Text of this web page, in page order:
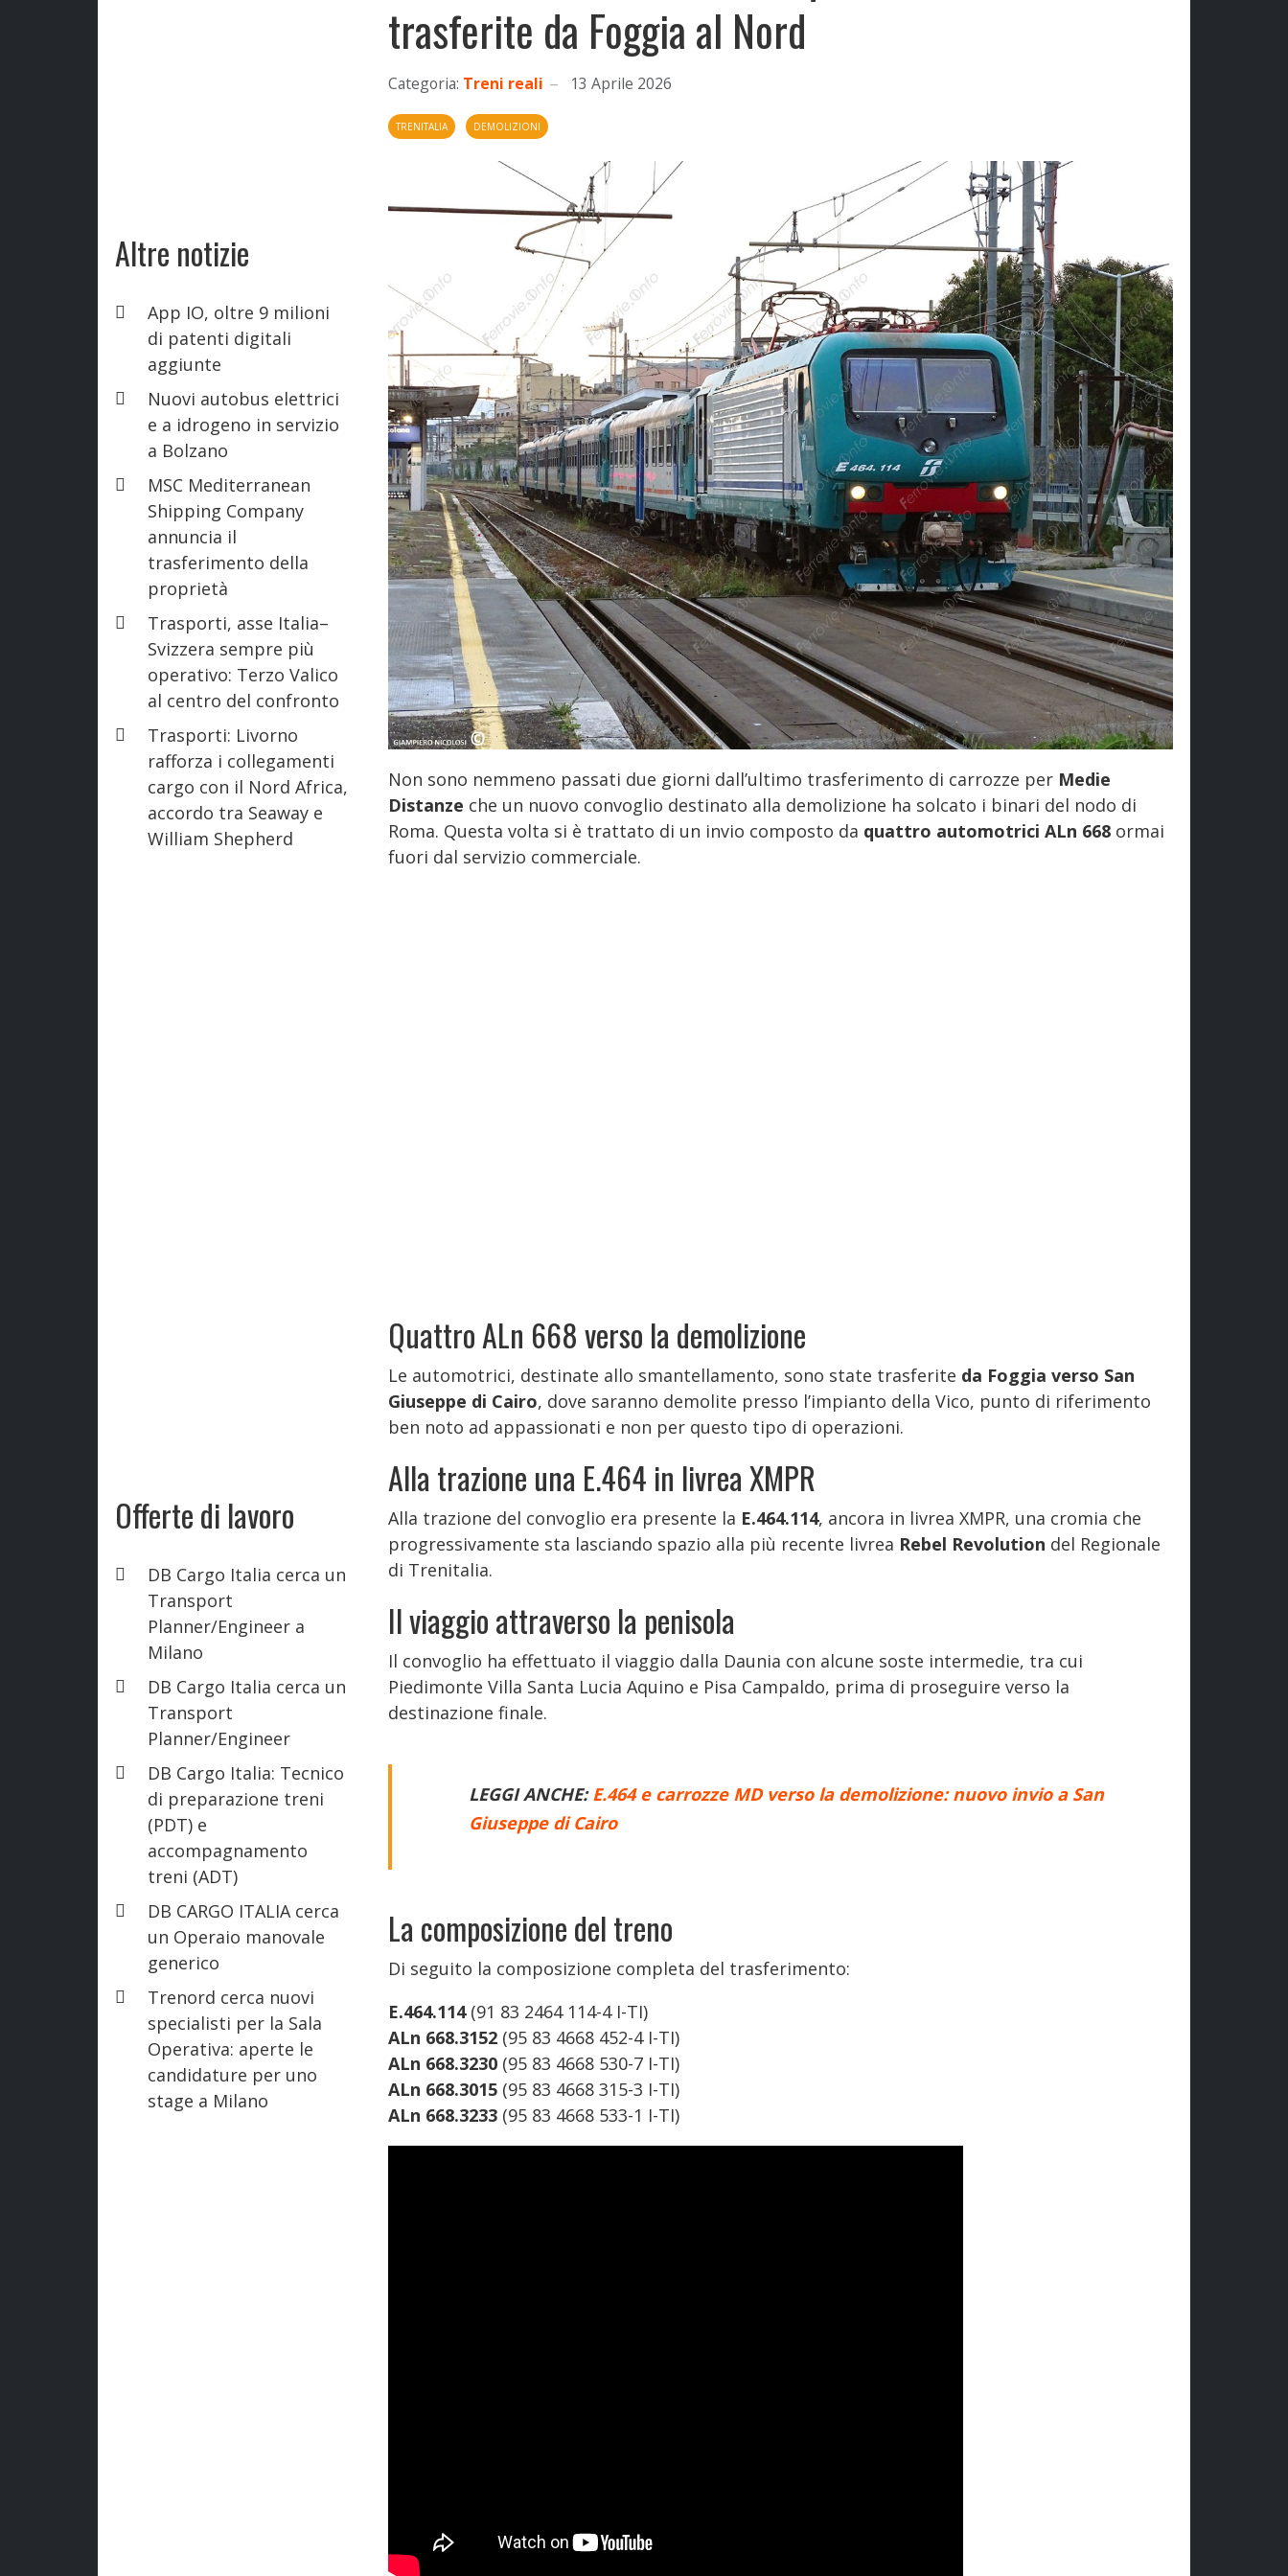
Altre notizie
App IO, oltre 9 milioni
di patenti digitali
aggiunte
Nuovi autobus elettrici
e a idrogeno in servizio
a Bolzano
MSC Mediterranean
Shipping Company
annuncia il
trasferimento della
proprietà
Trasporti, asse Italia–
Svizzera sempre più
operativo: Terzo Valico
al centro del confronto
Trasporti: Livorno
rafforza i collegamenti
cargo con il Nord Africa,
accordo tra Seaway e
William Shepherd
Offerte di lavoro
DB Cargo Italia cerca un
Transport
Planner/Engineer a
Milano
DB Cargo Italia cerca un
Transport
Planner/Engineer
DB Cargo Italia: Tecnico
di preparazione treni
(PDT) e
accompagnamento
treni (ADT)
DB CARGO ITALIA cerca
un Operaio manovale
generico
Trenord cerca nuovi
specialisti per la Sala
Operativa: aperte le
candidature per uno
stage a Milano
trasferite da Foggia al Nord
Categoria: Treni reali 13 Aprile 2026
TRENITALIA DEMOLIZIONI
Non sono nemmeno passati due giorni dall’ultimo trasferimento di carrozze per Medie
Distanze che un nuovo convoglio destinato alla demolizione ha solcato i binari del nodo di
Roma. Questa volta si è trattato di un invio composto da quattro automotrici ALn 668 ormai
fuori dal servizio commerciale.
Quattro ALn 668 verso la demolizione
Le automotrici, destinate allo smantellamento, sono state trasferite da Foggia verso San
Giuseppe di Cairo, dove saranno demolite presso l’impianto della Vico, punto di riferimento
ben noto ad appassionati e non per questo tipo di operazioni.
Alla trazione una E.464 in livrea XMPR
Alla trazione del convoglio era presente la E.464.114, ancora in livrea XMPR, una cromia che
progressivamente sta lasciando spazio alla più recente livrea Rebel Revolution del Regionale
di Trenitalia.
Il viaggio attraverso la penisola
Il convoglio ha effettuato il viaggio dalla Daunia con alcune soste intermedie, tra cui
Piedimonte Villa Santa Lucia Aquino e Pisa Campaldo, prima di proseguire verso la
destinazione finale.
LEGGI ANCHE:E.464 e carrozze MD verso la demolizione: nuovo invio a San
Giuseppe di Cairo
La composizione del treno
Di seguito la composizione completa del trasferimento:
E.464.114(91 83 2464 114-4 I-TI)
ALn 668.3152 (95 83 4668 452-4 I-TI)
ALn 668.3230 (95 83 4668 530-7 I-TI)
ALn 668.3015 (95 83 4668 315-3 I-TI)
ALn 668.3233 (95 83 4668 533-1 I-TI)